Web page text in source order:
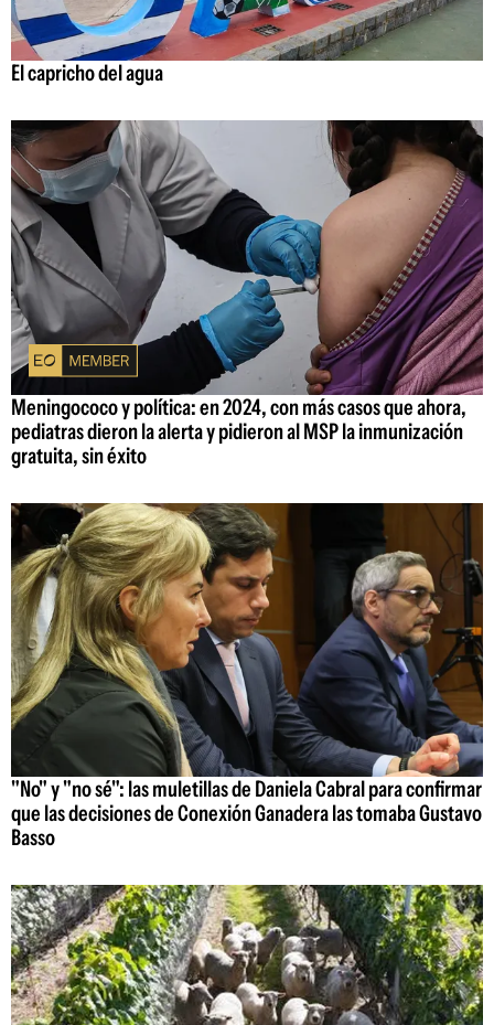
El capricho del agua
Meningococo y política: en 2024, con más casos que ahora,
pediatras dieron la alerta y pidieron al MSP la inmunización
gratuita, sin éxito
"No" y "no sé": las muletillas de Daniela Cabral para confirmar
que las decisiones de Conexión Ganadera las tomaba Gustavo
Basso